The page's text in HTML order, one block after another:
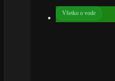
Všetko o vode